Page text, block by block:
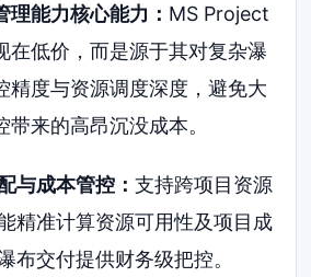
理能力核心能力： MS Project
在低价，而是源于其对复杂瀑
精度与资源调度深度，避免大
来的高昂沉没成本。
与成本管控： 支持跨项目资源
精准计算资源可用性及项目成
布交付提供财务级把控。